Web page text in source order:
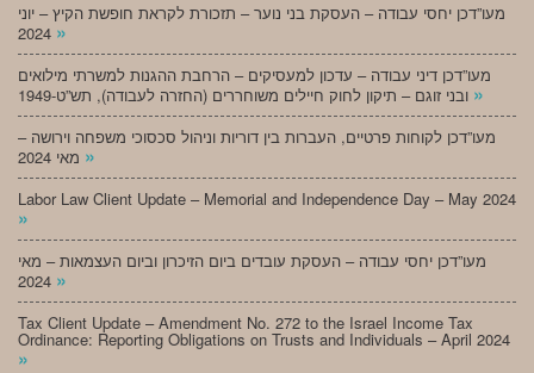
מעו”דכן יחסי עבודה – העסקת בני נוער – תזכורת לקראת חופשת הקיץ – יוני
»
מעו”דכן דיני עבודה – עדכון למעסיקים – הרחבת ההגנות למשרתי מילואים
»
מעו”דכן לקוחות פרטיים, העברות בין דוריות וניהול סכסוכי משפחה וירושה –
»
Labor Law Client Update – Memorial and Independence Day – May 2024
»
מעו”דכן יחסי עבודה – העסקת עובדים ביום הזיכרון וביום העצמאות – מאי
»
Tax Client Update – Amendment No. 272 to the Israel Income Tax
Ordinance: Reporting Obligations on Trusts and Individuals – April 2024
»